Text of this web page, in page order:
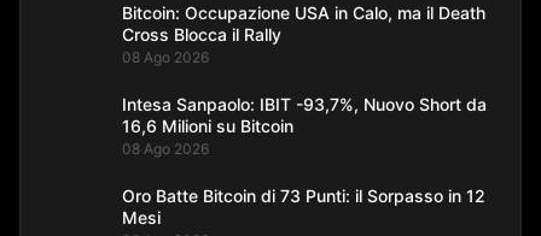
Bitcoin: Occupazione USA in Calo, ma il Death
Cross Blocca il Rally
08 Ago 2026
Intesa Sanpaolo: IBIT -93,7%, Nuovo Short da
16,6 Milioni su Bitcoin
08 Ago 2026
Oro Batte Bitcoin di 73 Punti: il Sorpasso in 12
Mesi